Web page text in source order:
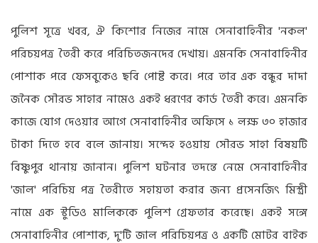
পুলিশ সূত্রে খবর, ঐ কিশোর নিজের নামে সেনাবাহিনীর 'নকল'
পরিচয়পত্র তৈরী করে পরিচিতজনদের দেখায়। এমনকি সেনাবাহিনীর
পোশাক পরে ফেসবুকেও ছবি পোষ্ট করে। পরে তার এক বন্ধুর দাদা
জনৈক সৌরভ সাহার নামেও একই ধরণের কার্ড তৈরী করে। এমনকি
কাজে যোগ দেওয়ার আগে সেনাবাহিনীর অফিসে ১ লক্ষ ৩০ হাজার
টাকা দিতে হবে বলে জানায়। সন্দেহ হওয়ায় সৌরভ সাহা বিষয়টি
বিষ্ণুপুর থানায় জানান। পুলিশ ঘটনার তদন্তে নেমে সেনাবাহিনীর
'জাল' পরিচিয় পত্র তৈরীতে সহায়তা করার জন্য প্রসেনজিৎ মিস্ত্রী
নামে এক স্টুডিও মালিককে পুলিশ গ্রেফতার করেছে। একই সঙ্গে
সেনাবাহিনীর পোশাক, দু'টি জাল পরিচিয়পত্র ও একটি মোটর বাইক